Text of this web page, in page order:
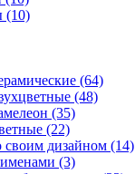
(10)
(64)
(48)
(35)
(22)
своим дизайном (14)
(3)